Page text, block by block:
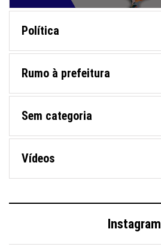
Política
Rumo à prefeitura
Sem categoria
Vídeos
Instagram